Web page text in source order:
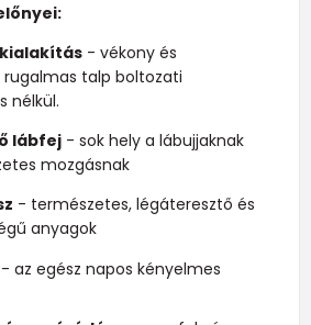
- vékony és
talp boltozati
nélkül.
lábfej - sok hely a lábujjaknak
mozgásnak
- természetes, légáteresztő és
anyagok
- az egész napos kényelmes